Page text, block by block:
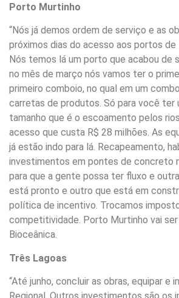
Porto Murtinho
“Nós já demos ordem de serviço e as
próximos dias do acesso aos portos
Nós temos lá um porto que acabou de
no mês de março nós vamos ter o
primeiro comboio, no qual em um
carretas de produtos. Só para você ter
tamanho que é o escoamento pelos
acesso que custa R$ 28 milhões. As
já estão indo para lá. Recapeamento,
investimentos em pontes de concreto
para que a gente possa ter fluxo e
está pronto e outro que está em
política de incentivo. Trocamos
competitividade. Porto Murtinho vai
Bioceânica.
Três Lagoas
“Até junho, concluir as obras, equipar e